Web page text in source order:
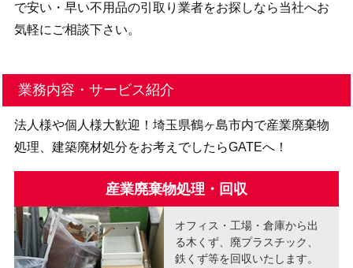
で安い・早い不用品の引取り業者をお探しなら当社へお
気軽にご相談下さい。
業務内容・サービス紹介
法人様や個人様大歓迎！埼玉県鶴ヶ島市内で産業廃棄物
処理、建築廃材処分をお考えでしたらGATEへ！
産業廃棄物処理・回収
オフィス・工場・倉庫から出
る木くず、廃プラスチック、
鉄くず等を回収いたします。